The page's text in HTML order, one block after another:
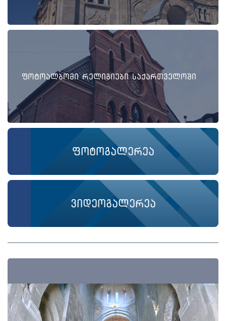
ფოტოალბომი რელიგიები საქართველოში
ფოტოგალერეა
ვიდეოგალერეა